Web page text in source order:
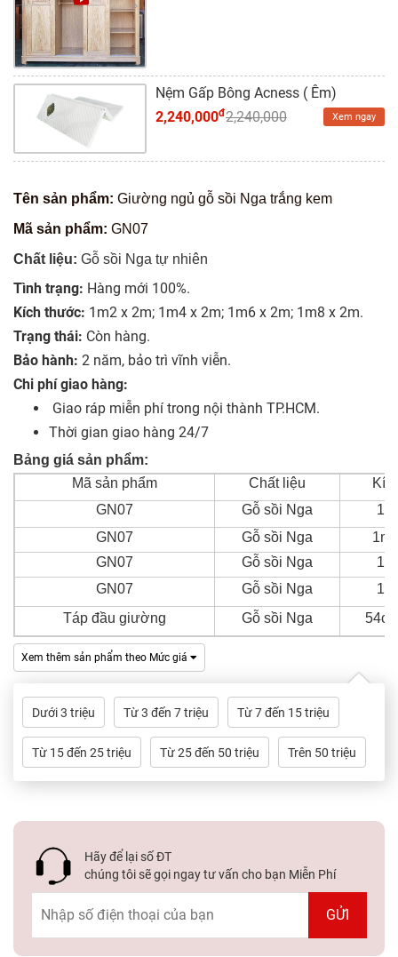
Nệm Gấp Bông Acness ( Êm)
2,240,000đ2,240,000 Xem ngay
Tên sản phẩm: Giường ngủ gỗ sồi Nga trắng kem
Mã sản phẩm: GN07
Chất liệu: Gỗ sồi Nga tự nhiên
Tình trạng: Hàng mới 100%.
Kích thước: 1m2 x 2m; 1m4 x 2m; 1m6 x 2m; 1m8 x 2m.
Trạng thái: Còn hàng.
Bảo hành: 2 năm, bảo trì vĩnh viễn.
Chi phí giao hàng:
Giao ráp miễn phí trong nội thành TP.HCM.
Thời gian giao hàng 24/7
Bảng giá sản phẩm:
Mã sản phẩm
Chất liệu
GN07
Gỗ sồi Nga
GN07
Gỗ sồi Nga
GN07
Gỗ sồi Nga
GN07
Gỗ sồi Nga
Táp đầu giường
Gỗ sồi Nga
Xem thêm sản phẩm theo Mức giá
Dưới 3 triệu Từ 3 đến 7 triệu Từ 7 đến 15 triệu
Từ 15 đến 25 triệu Từ 25 đến 50 triệu Trên 50 triệu
Hãy để lại số ĐT
chúng tôi sẽ gọi ngay tư vấn cho bạn Miễn Phí